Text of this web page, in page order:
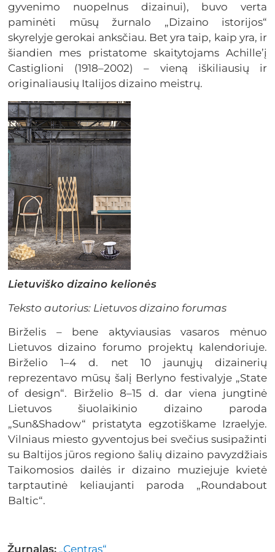
gyvenimo nuopelnus dizainui), buvo verta
paminėti mūsų žurnalo „Dizaino istorijos“
skyrelyje gerokai anksčiau. Bet yra taip, kaip yra, ir
šiandien mes pristatome skaitytojams Achille’į
Castiglioni (1918–2002) – vieną iškiliausių ir
originaliausių Italijos dizaino meistrų.
Lietuviško dizaino kelionės
Teksto autorius: Lietuvos dizaino forumas
Birželis – bene aktyviausias vasaros mėnuo
Lietuvos dizaino forumo projektų kalendoriuje.
Birželio 1–4 d. net 10 jaunųjų dizainerių
reprezentavo mūsų šalį Berlyno festivalyje „State
of design“. Birželio 8–15 d. dar viena jungtinė
Lietuvos šiuolaikinio dizaino paroda
„Sun&Shadow“ pristatyta egzotiškame Izraelyje.
Vilniaus miesto gyventojus bei svečius susipažinti
su Baltijos jūros regiono šalių dizaino pavyzdžiais
Taikomosios dailės ir dizaino muziejuje kvietė
tarptautinė keliaujanti paroda „Roundabout
Baltic“.
Žurnalas: „Centras“